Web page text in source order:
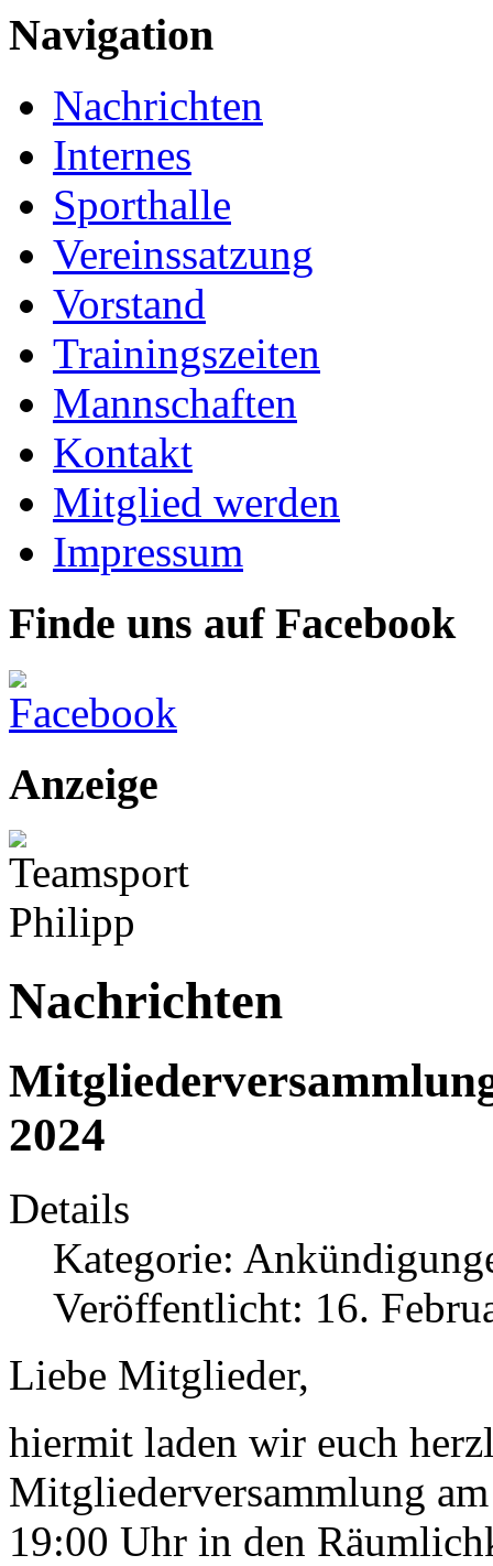
Navigation
Nachrichten
Internes
Sporthalle
Vereinssatzung
Vorstand
Trainingszeiten
Mannschaften
Kontakt
Mitglied werden
Impressum
Finde uns auf Facebook
Anzeige
Nachrichten
2024
Details
Kategorie:
Veröffentlicht: 16.
Liebe Mitglieder,
hiermit laden wir euch
Mitgliederversammlung
19:00 Uhr in den